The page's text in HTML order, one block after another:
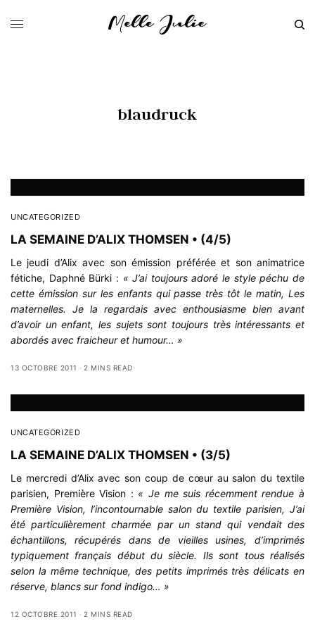
blaudruck
UNCATEGORIZED
LA SEMAINE D’ALIX THOMSEN • (4/5)
Le jeudi d’Alix avec son émission préférée et son animatrice
fétiche, Daphné Bürki : « J’ai toujours adoré le style péchu de
cette émission sur les enfants qui passe très tôt le matin, Les
maternelles. Je la regardais avec enthousiasme bien avant
d’avoir un enfant, les sujets sont toujours très intéressants et
abordés avec fraicheur et humour… »
13 OCTOBRE 2011 2 MINS READ
UNCATEGORIZED
LA SEMAINE D’ALIX THOMSEN • (3/5)
Le mercredi d’Alix avec son coup de cœur au salon du textile
parisien, Première Vision : « Je me suis récemment rendue à
Première Vision, l’incontournable salon du textile parisien, J’ai
été particulièrement charmée par un stand qui vendait des
échantillons, récupérés dans de vieilles usines, d’imprimés
typiquement français début du siècle. Ils sont tous réalisés
selon la même technique, des petits imprimés très délicats en
réserve, blancs sur fond indigo… »
12 OCTOBRE 2011 2 MINS READ